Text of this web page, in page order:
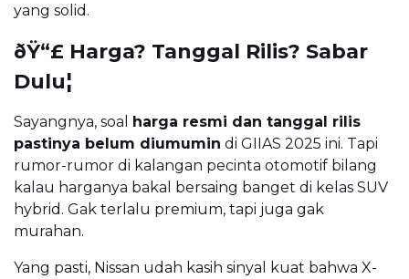
yang solid.
ðŸ“£ Harga? Tanggal Rilis? Sabar
Dulu¦
Sayangnya, soal harga resmi dan tanggal rilis
pastinya belum diumumin di GIIAS 2025 ini. Tapi
rumor-rumor di kalangan pecinta otomotif bilang
kalau harganya bakal bersaing banget di kelas SUV
hybrid. Gak terlalu premium, tapi juga gak
murahan.
Yang pasti, Nissan udah kasih sinyal kuat bahwa X-